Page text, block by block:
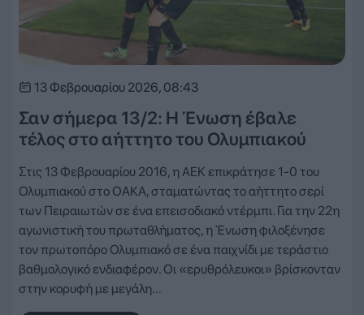
13 Φεβρουαρίου 2026, 08:43
Σαν σήμερα 13/2: Η Ένωση έβαλε
τέλος στο αήττητο του Ολυμπιακού
Στις 13 Φεβρουαρίου 2016, η ΑΕΚ επικράτησε 1-0 του
Ολυμπιακού στο ΟΑΚΑ, σταματώντας το αήττητο σερί
των Πειραιωτών σε ένα επεισοδιακό ντέρμπι. Για την 22η
αγωνιστική του πρωταθλήματος, η Ένωση φιλοξένησε
τον πρωτοπόρο Ολυμπιακό σε ένα παιχνίδι με τεράστιο
βαθμολογικό ενδιαφέρον. Οι «ερυθρόλευκοι» βρίσκονταν
στην κορυφή με μεγάλη…